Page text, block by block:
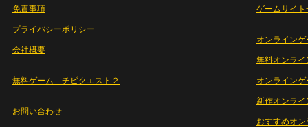
免責事項
プライバシーポリシー
会社概要
無料ゲーム チビクエスト２
お問い合わせ
ゲームサイト
オンラインゲ
無料オンライ
オンライン
新作オンライ
おすすめオ